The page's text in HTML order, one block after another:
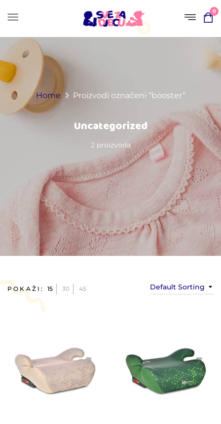
0
Home Proizvodi označeni “booster”
Uncategorized
2 proizvoda
Default Sorting
POKAŽI: 15 30 45